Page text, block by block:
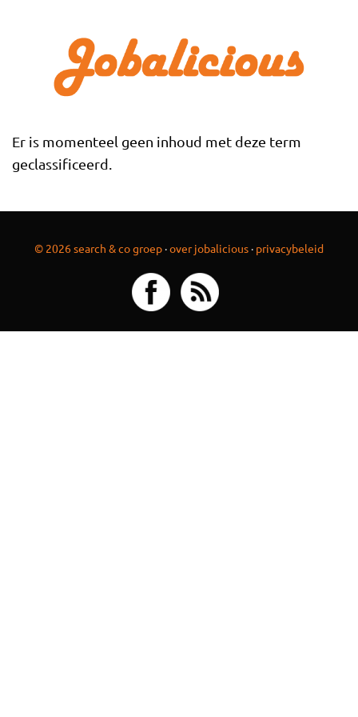
Er is momenteel geen inhoud met deze term
geclassificeerd.
© 2026 search & co groep ·over jobalicious · privacybeleid